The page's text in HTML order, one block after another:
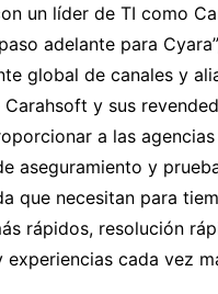
un líder de TI como
adelante para
global de canales y
Carahsoft y sus
a las
aseguramiento y
que necesitan para
rápidos, resolución
experiencias cada vez